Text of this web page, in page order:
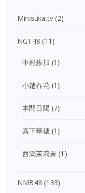
Minisuka.tv (2)
NGT48 (11)
中村歩加 (1)
小越春花(1)
本間日陽(7)
真下華穂(1)
西潟茉莉奈 (1)
NMB48 (133)